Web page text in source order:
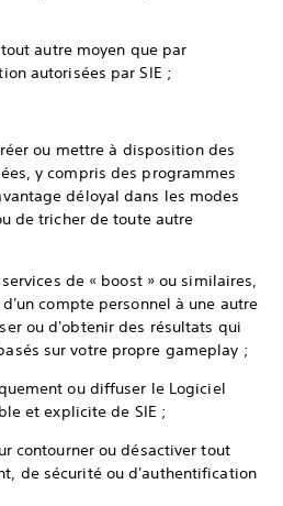
autre moyen que par
autorisées par SIE ;
ou mettre à disposition des
y compris des programmes
déloyal dans les modes
de tricher de toute autre
de « boost » ou similaires,
compte personnel à une autre
ou d'obtenir des résultats qui
sur votre propre gameplay ;
ou diffuser le Logiciel
et explicite de SIE ;
contourner ou désactiver tout
de sécurité ou d'authentification